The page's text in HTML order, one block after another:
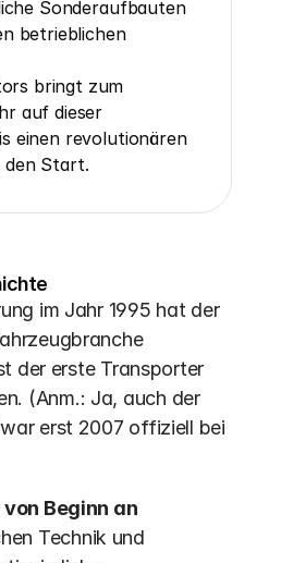
Sonderaufbauten
betrieblichen
bringt zum
auf dieser
einen revolutionären
den Start.
im Jahr 1995 hat der
der erste Transporter
(Anm.: Ja, auch der
erst 2007 offiziell bei
von Beginn an
Technik und